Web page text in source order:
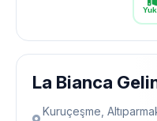
La Bianca
Kuruçeşme,